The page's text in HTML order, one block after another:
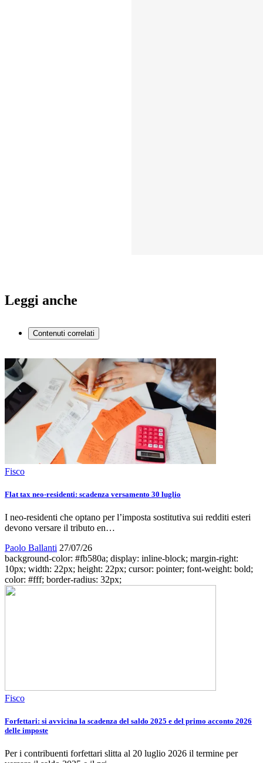
Leggi anche
Contenuti correlati
Fisco
Flat tax neo-residenti: scadenza versamento 30 luglio
I neo-residenti che optano per l’imposta sostitutiva sui redditi esteri
devono versare il tributo en…
Paolo Ballanti 27/07/26
background-color: #fb580a; display: inline-block; margin-right:
10px; width: 22px; height: 22px; cursor: pointer; font-weight: bold;
color: #fff; border-radius: 32px;
Fisco
Forfettari: si avvicina la scadenza del saldo 2025 e del primo acconto 2026
delle imposte
Per i contribuenti forfettari slitta al 20 luglio 2026 il termine per